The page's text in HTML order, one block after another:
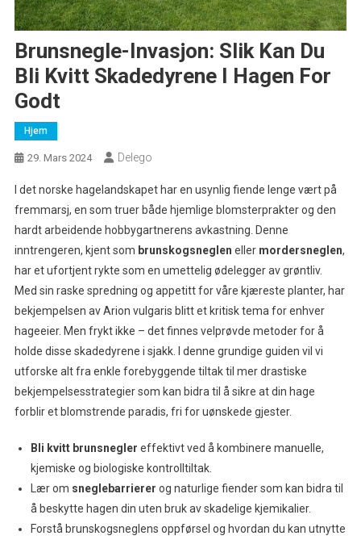
Brunsnegle-Invasjon: Slik Kan Du
Bli Kvitt Skadedyrene I Hagen For
Godt
Hjem
29. Mars 2024 Delego
I det norske hagelandskapet har en usynlig fiende lenge vært på
fremmarsj, en som truer både hjemlige blomsterprakter og den
hardt arbeidende hobbygartnerens avkastning. Denne
inntrengeren, kjent som brunskogsneglen eller mordersneglen,
har et ufortjent rykte som en umettelig ødelegger av grøntliv.
Med sin raske spredning og appetitt for våre kjæreste planter, har
bekjempelsen av Arion vulgaris blitt et kritisk tema for enhver
hageeier. Men frykt ikke – det finnes velprøvde metoder for å
holde disse skadedyrene i sjakk. I denne grundige guiden vil vi
utforske alt fra enkle forebyggende tiltak til mer drastiske
bekjempelsesstrategier som kan bidra til å sikre at din hage
forblir et blomstrende paradis, fri for uønskede gjester.
Bli kvitt brunsnegler effektivt ved å kombinere manuelle,
kjemiske og biologiske kontrolltiltak.
Lær om sneglebarrierer og naturlige fiender som kan bidra til
å beskytte hagen din uten bruk av skadelige kjemikalier.
Forstå brunskogsneglens oppførsel og hvordan du kan utnytte